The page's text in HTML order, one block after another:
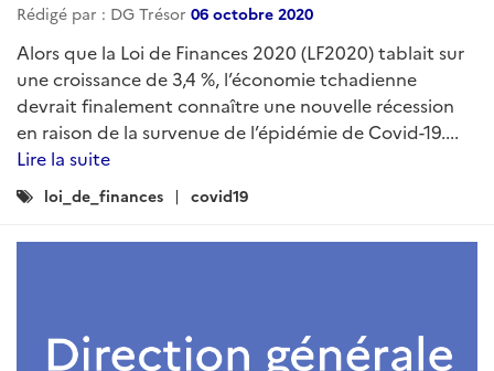
Rédigé par : DG Trésor 06 octobre 2020
Alors que la Loi de Finances 2020 (LF2020) tablait sur
une croissance de 3,4 %, l’économie tchadienne
devrait finalement connaître une nouvelle récession
en raison de la survenue de l’épidémie de Covid-19....
Lire la suite
Catégories
loi_de_finances covid19